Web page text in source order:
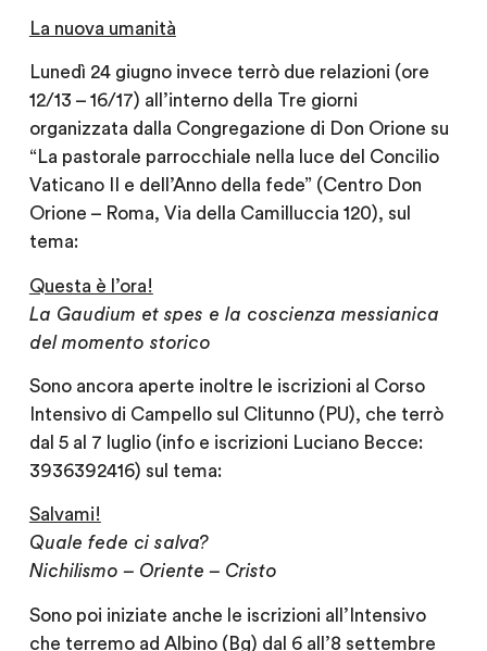
La nuova umanità
Lunedì 24 giugno invece terrò due relazioni (ore
12/13 – 16/17) all’interno della Tre giorni
organizzata dalla Congregazione di Don Orione su
“La pastorale parrocchiale nella luce del Concilio
Vaticano II e dell’Anno della fede” (Centro Don
Orione – Roma, Via della Camilluccia 120), sul
tema:
Questa è l’ora!
La Gaudium et spes e la coscienza messianica
del momento storico
Sono ancora aperte inoltre le iscrizioni al Corso
Intensivo di Campello sul Clitunno (PU), che terrò
dal 5 al 7 luglio (info e iscrizioni Luciano Becce:
3936392416) sul tema:
Salvami!
Quale fede ci salva?
Nichilismo – Oriente – Cristo
Sono poi iniziate anche le iscrizioni all’Intensivo
che terremo ad Albino (Bg) dal 6 all’8 settembre